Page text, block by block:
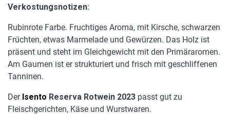
Verkostungsnotizen:
Rubinrote Farbe. Fruchtiges Aroma, mit Kirsche, schwarzen
Früchten, etwas Marmelade und Gewürzen. Das Holz ist
präsent und steht im Gleichgewicht mit den Primäraromen.
Am Gaumen ist er strukturiert und frisch mit geschliffenen
Tanninen.
Der Isento Reserva Rotwein 2023 passt gut zu
Fleischgerichten, Käse und Wurstwaren.